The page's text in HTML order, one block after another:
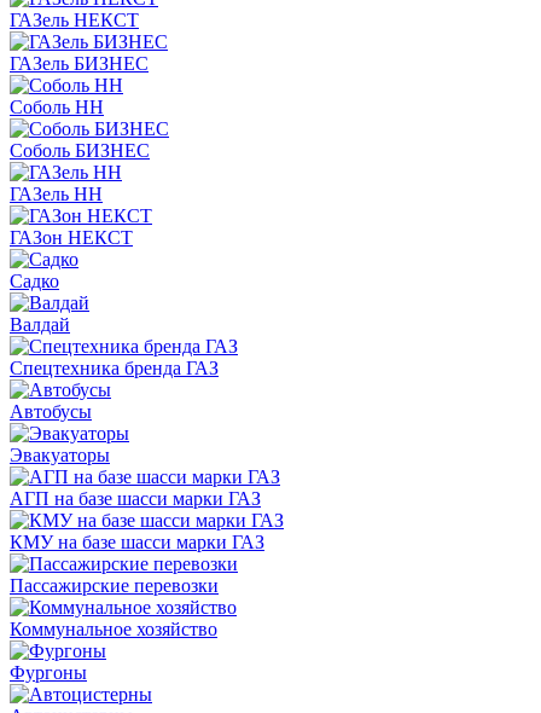
ГАЗель НЕКСТ
ГАЗель БИЗНЕС
Соболь НН
Соболь БИЗНЕС
ГАЗель НН
ГАЗон НЕКСТ
Садко
Валдай
Спецтехника бренда ГАЗ
Автобусы
Эвакуаторы
АГП на базе шасси марки ГАЗ
КМУ на базе шасси марки ГАЗ
Пассажирские перевозки
Коммунальное хозяйство
Фургоны